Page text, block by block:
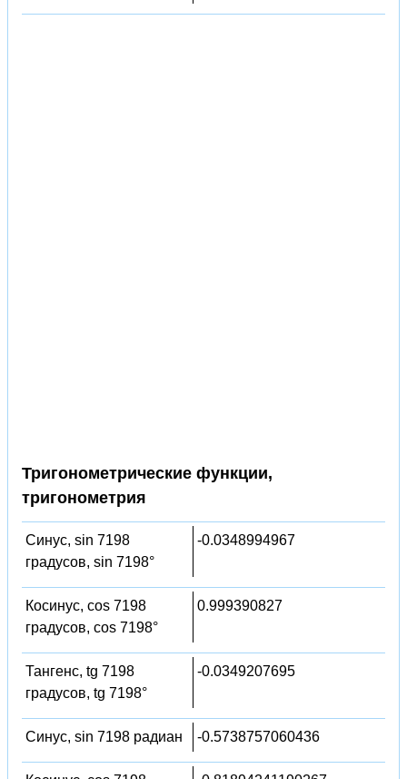
Тригонометрические функции,
тригонометрия
Синус, sin 7198
градусов, sin 7198°
-0.0348994967
Косинус, cos 7198
градусов, cos 7198°
0.999390827
Тангенс, tg 7198
градусов, tg 7198°
-0.0349207695
Синус, sin 7198 радиан -0.5738757060436